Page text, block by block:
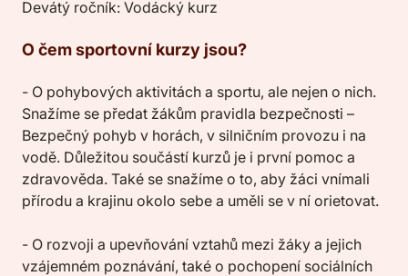
Devátý ročník: Vodácký kurz
O čem sportovní kurzy jsou?
- O pohybových aktivitách a sportu, ale nejen o nich.
Snažíme se předat žákům pravidla bezpečnosti –
Bezpečný pohyb v horách, v silničním provozu i na
vodě. Důležitou součástí kurzů je i první pomoc a
zdravověda. Také se snažíme o to, aby žáci vnímali
přírodu a krajinu okolo sebe a uměli se v ní orietovat.
- O rozvoji a upevňování vztahů mezi žáky a jejich
vzájemném poznávání, také o pochopení sociálních